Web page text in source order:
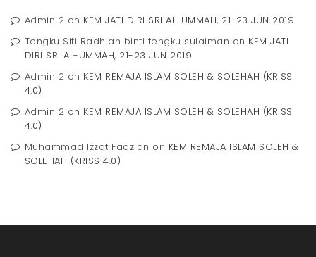
Admin 2 on KEM JATI DIRI SRI AL-UMMAH, 21-23 JUN 2019
Tengku Siti Radhiah binti tengku sulaiman on KEM JATI
DIRI SRI AL-UMMAH, 21-23 JUN 2019
Admin 2 on KEM REMAJA ISLAM SOLEH & SOLEHAH (KRISS
4.0)
Admin 2 on KEM REMAJA ISLAM SOLEH & SOLEHAH (KRISS
4.0)
Muhammad Izzat Fadzlan on KEM REMAJA ISLAM SOLEH &
SOLEHAH (KRISS 4.0)